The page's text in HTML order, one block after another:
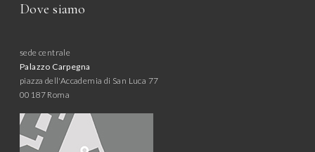
Dove siamo
sede centrale
Palazzo Carpegna
piazza dell'Accademia di San Luca 77
00187 Roma